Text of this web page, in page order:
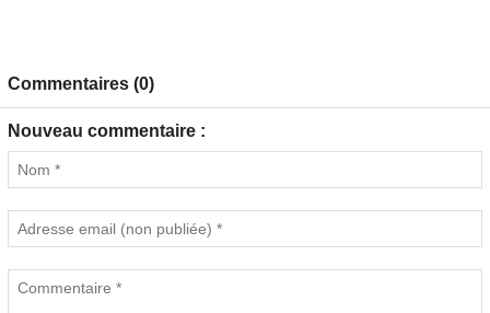
Commentaires (0)
Nouveau commentaire :